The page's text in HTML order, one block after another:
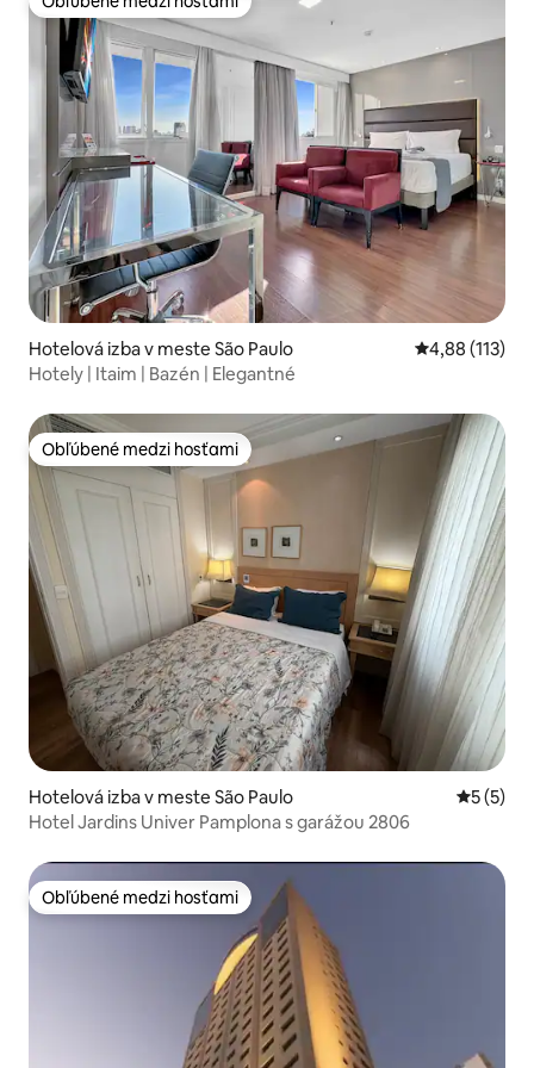
Obľúbené medzi hosťami
Hotelová izba v meste São Paulo Priemerné
4,88 (113)
Hotely | Itaim | Bazén | Elegantné
Obľúbené medzi hosťami
Obľúbené medzi hosťami
Hotelová izba v meste São Paulo
5 (5)
Hotel Jardins Univer Pamplona s garážou 2806
Obľúbené medzi hosťami
Obľúbené medzi hosťami